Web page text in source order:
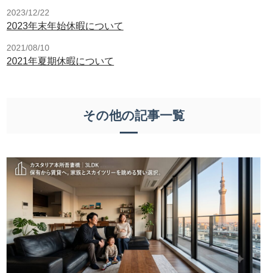
2023/12/22
2023年末年始休暇について
2021/08/10
2021年夏期休暇について
その他の記事一覧